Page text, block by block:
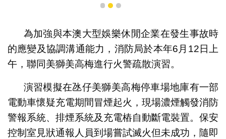
組裝拼合水池進行滅火降溫
1 2 3
為加強與本澳大型娛樂休閒企業在發生事故時
的應變及協調溝通能力，消防局於本年6月12日上
午，聯同美獅美高梅進行火警疏散演習。
演習模擬在氹仔美獅美高梅停車場地庫有一部
電動車懷疑充電期間冒煙起火，現場濃煙觸發消防
警報系統、排煙系統及充電樁自動斷電裝置。保安
控制室見狀通報人員到場嘗試滅火但未成功，隨即